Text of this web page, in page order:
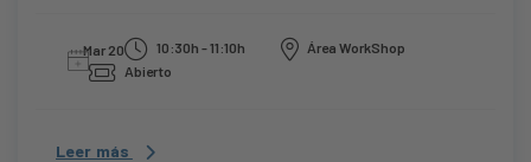
Mar 20 10:30h - 11:10h
Área WorkShop
Abierto
Leer más